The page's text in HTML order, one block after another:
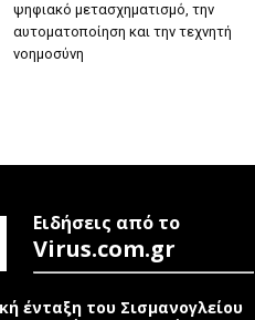
ψηφιακό μετασχηματισμό, την
αυτοματοποίηση και την τεχνητή
νοημοσύνη
Ειδήσεις από το
Virus.com.gr
ένταξη του Σισμανογλείου